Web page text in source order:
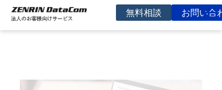
無料相談 お問い合